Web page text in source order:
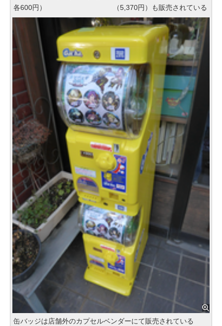
各600円）
（5,370円）も販売されている
缶バッジは店舗外のカプセルベンダーにて販売されている